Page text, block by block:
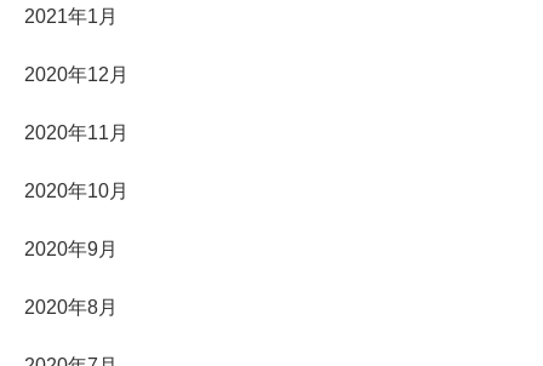
2021年1月
2020年12月
2020年11月
2020年10月
2020年9月
2020年8月